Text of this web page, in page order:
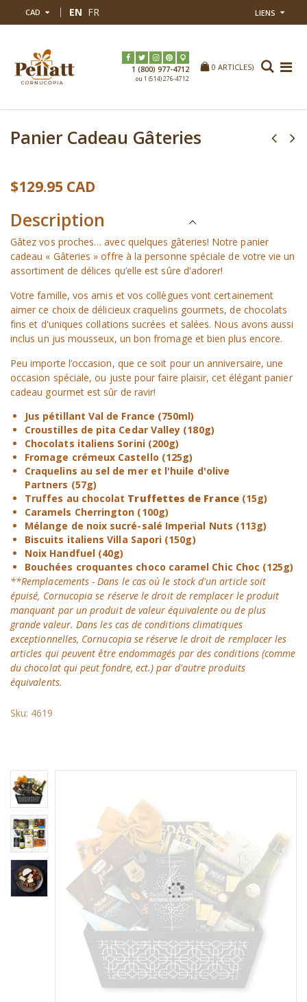
CAD EN FR LIENS
1 (800) 977-
0 ARTICLES)
Panier Cadeau Gâteries
$129.95 CAD
Description
Gâtez vos proches… avec quelques gâteries! Notre panier
cadeau « Gâteries » offre à la personne spéciale de votre vie un
assortiment de délices qu’elle est sûre d'adorer!
Votre famille, vos amis et vos collègues vont certainement
aimer ce choix de délicieux craquelins gourmets, de chocolats
fins et d'uniques collations sucrées et salées. Nous avons aussi
inclus un jus mousseux, un bon fromage et bien plus encore.
Peu importe l’occasion, que ce soit pour un anniversaire, une
occasion spéciale, ou juste pour faire plaisir, cet élégant panier
cadeau gourmet est sûr de ravir!
Jus pétillant Val de France (750ml)
Croustilles de pita Cedar Valley (180g)
Chocolats italiens Sorini (200g)
Fromage crémeux Castello (125g)
Craquelins au sel de mer et l'huile d'olive
Partners (57g)
Truffes au chocolat Truffettes de France(15g)
Caramels Cherrington (100g)
Mélange de noix sucré-salé Imperial Nuts (113g)
Biscuits italiens Villa Sapori (150g)
Noix Handfuel (40g)
Bouchées croquantes choco caramel Chic Choc (125g)
**Remplacements - Dans le cas où le stock d'un article soit
épuisé, Cornucopia se réserve le droit de remplacer le produit
manquant par un produit de valeur équivalente ou de plus
grande valeur. Dans les cas de conditions climatiques
exceptionnelles, Cornucopia se réserve le droit de remplacer les
articles qui peuvent être endommagés par des conditions (comme
du chocolat qui peut fondre, ect.) par d'autre produits
équivalents.
Sku: 4619